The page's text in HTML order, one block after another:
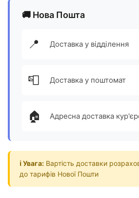
🚚 Нова Пошта
📍 Доставка у відділення
📮 Доставка у поштомат
🏠 Адресна доставка
ℹ️ Увага: Вартість доставки
до тарифів Нової Пошти